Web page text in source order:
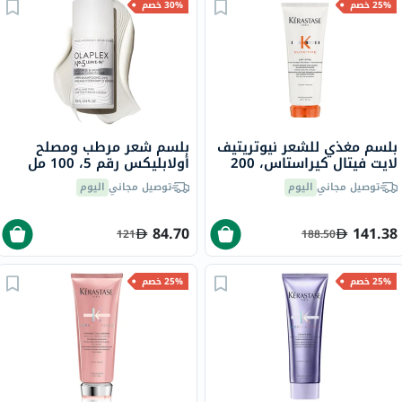
25% خصم
بلسم مغذي للشعر نيوتريتيف
لايت فيتال كيراستاس، 200
ملتوصيل مجاني اليوم
141.38
188.50
30% خصم
بلسم شعر مرطب ومصلح
أولابليكس رقم 5، 100 مل
توصيل مجاني اليوم
84.70
121
25% خصم 25% خصم